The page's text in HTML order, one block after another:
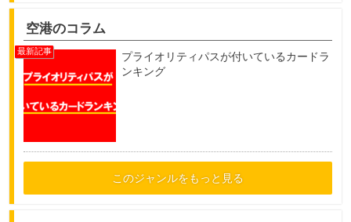
空港のコラム
プライオリティパスが付いているカードラ
ンキング
このジャンルをもっと見る